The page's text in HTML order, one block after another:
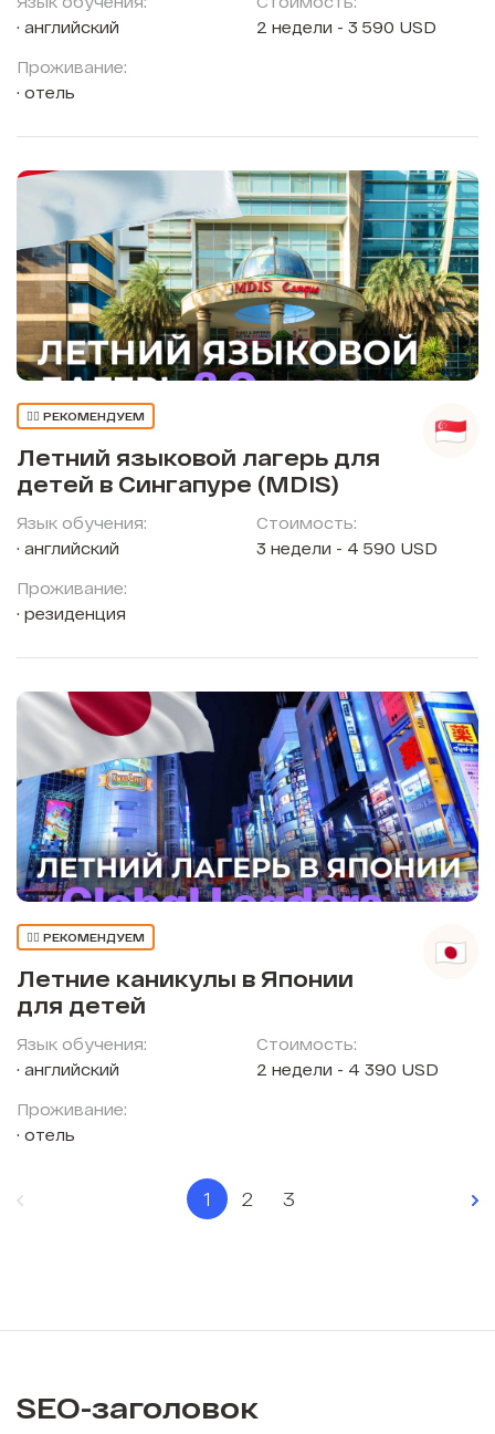
английский
Проживание:
отель
2 недели - 3 590 USD
👍🏼 РЕКОМЕНДУЕМ
Летний языковой лагерь для
детей в Сингапуре (MDIS)
Язык обучения:
английский
Проживание:
резиденция
Стоимость:
3 недели - 4 590 USD
👍🏼 РЕКОМЕНДУЕМ
Летние каникулы в Японии
для детей
Язык обучения:
английский
Проживание:
отель
Стоимость:
2 недели - 4 390 USD
1 2 3
SEO-заголовок